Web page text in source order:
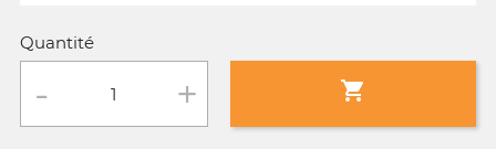
Référence
Conditionnement :
Quantité
